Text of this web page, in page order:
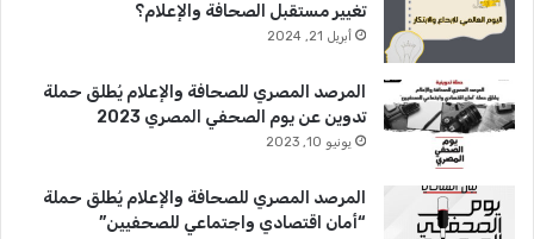
تغيير مستقبل الصحافة والإعلام؟
أبريل 21, 2024
المرصد المصري للصحافة والإعلام يُطلق حملة
تدوين عن يوم الصحفي المصري 2023
يونيو 10, 2023
المرصد المصري للصحافة والإعلام يُطلق حملة
“أمان اقتصادي واجتماعي للصحفيين”